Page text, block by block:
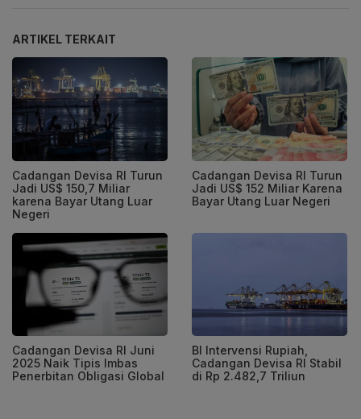
ARTIKEL TERKAIT
Cadangan Devisa RI Turun
Jadi US$ 150,7 Miliar
karena Bayar Utang Luar
Negeri
Cadangan Devisa RI Turun
Jadi US$ 152 Miliar Karena
Bayar Utang Luar Negeri
Cadangan Devisa RI Juni
2025 Naik Tipis Imbas
Penerbitan Obligasi Global
BI Intervensi Rupiah,
Cadangan Devisa RI Stabil
di Rp 2.482,7 Triliun